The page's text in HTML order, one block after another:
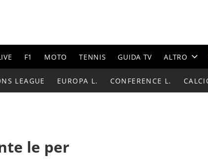
F1 MOTO TENNIS GUIDA TV ALTRO
LEAGUE EUROPA L. CONFERENCE L.
le per